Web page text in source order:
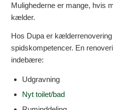
Mulighederne er mange, hvis
kælder.
Hos Dupa er
spidskompetencer. En
indebære:
Udgravning
Nyt toilet/bad